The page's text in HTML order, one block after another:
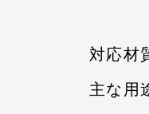
対応材
主な用